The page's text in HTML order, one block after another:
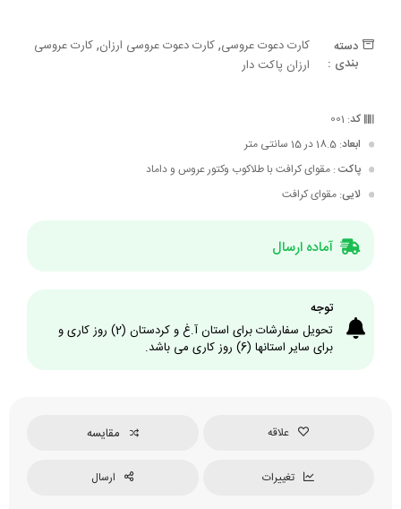
دسته
بندی :
کارت دعوت عروسی,کارت دعوت عروسی ارزان,کارت عروسی
ارزان پاکت دار
کد: 001
ابعاد: 18.5 در 15 سانتی متر
پاکت : مقوای کرافت با طلاکوب وکتور عروس و داماد
لایی: مقوای کرافت
آماده ارسال
توجه
تحویل سفارشات برای استان آ.غ و کردستان (2) روز کاری و
برای سایر استانها (6) روز کاری می باشد.
علاقه مقایسه
تغییرات ارسال